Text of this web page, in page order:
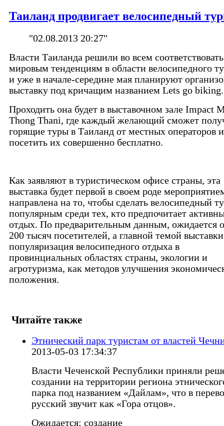
Таиланд продвигает велосипедный
"02.08.2013 20:27"
Власти Таиланда решили во всем соответствовать
мировым тенденциям в области велосипедного
и уже в начале-середине мая планируют
выставку под кричащим названием Lets go biking.
Проходить она будет в выставочном зале Impact
Thong Thani, где каждый желающий сможет
горящие туры в Таиланд от местных операторов и
посетить их совершенно бесплатно.
Как заявляют в туристическом офисе страны, эта
выставка будет первой в своем роде
направлена на то, чтобы сделать велосипедный
популярным среди тех, кто предпочитает
отдых. По предварительным данным, ожидается
200 тысяч посетителей, а главной темой
популяризация велосипедного отдыха в
провинциальных областях страны, экологии и
агротуризма, как методов улучшения
положения.
Читайте также
Этнический парк туристам от властей
2013-05-03 17:34:37
Власти Чеченской Республики приняли
создании на территории региона
парка под названием «Дайлам», что в
русский звучит как «Гора отцов».
Ожидается: создание